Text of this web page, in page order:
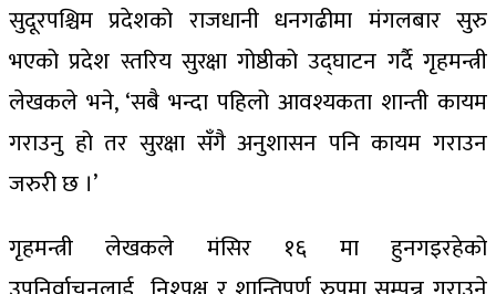
सुदूरपश्चिम प्रदेशको राजधानी धनगढीमा मंगलबार सुरु
भएको प्रदेश स्तरिय सुरक्षा गोष्ठीको उद्घाटन गर्दै गृहमन्त्री
लेखकले भने, ‘सबै भन्दा पहिलो आवश्यकता शान्ती कायम
गराउनु हो तर सुरक्षा सँगै अनुशासन पनि कायम गराउन
जरुरी छ ।’
गृहमन्त्री लेखकले मंसिर १६ मा हुनगइरहेको